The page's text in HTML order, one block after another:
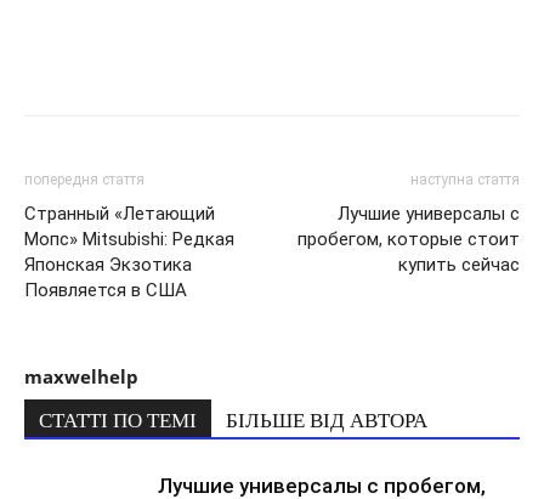
попередня стаття
Странный «Летающий
Мопс» Mitsubishi: Редкая
Японская Экзотика
Появляется в США
наступна стаття
Лучшие универсалы с
пробегом, которые стоит
купить сейчас
maxwelhelp
СТАТТІ ПО ТЕМІ БІЛЬШЕ ВІД АВТОРА
Лучшие универсалы с пробегом,